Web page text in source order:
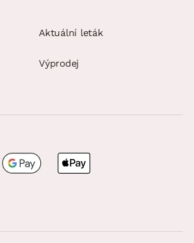
Aktuální leták
Výprodej